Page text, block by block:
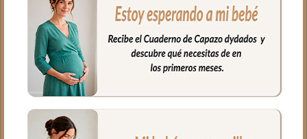
*Tejido reforzado e impermeable en los
pies para resistir el uso diario.
*Dos opciones con volante fruncido en
todo el borde o sin volante
*Cinco modelos para elegir el que mejor
le vaya a tu silla:
– Global — para sillas grandes con forma